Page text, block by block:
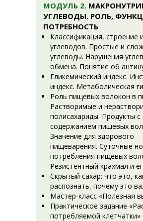
МОДУЛЬ 2.
УГЛЕВОДЫ. РОЛЬ,
ПОТРЕБНОСТЬ
Классификация, строение
углеводов. Простые и
углеводы. Нарушения
обмена. Понятие об
Гликемический индекс.
индекс. Метаболическая
Роль пищевых волокон в
Растворимые и
полисахариды. Продукты
содержанием пищевых
Значение для здорового
пищеварения. Суточные
потребления пищевых
Резистентный крахмал и
Скрытый сахар: что это,
распознать, почему это
Мастер-класс «Полезная
Практическое задание
потребляемой клетчатки»